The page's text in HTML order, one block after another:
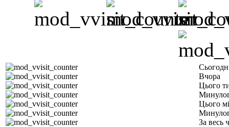
Вчора
Цього
Цього
За весь